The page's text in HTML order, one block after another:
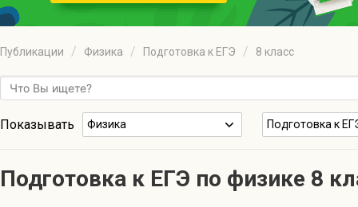
Публикации Физика Подготовка к ЕГЭ 8 класс
Показывать Физика Подготовка к
Подготовка к ЕГЭ по физике 8